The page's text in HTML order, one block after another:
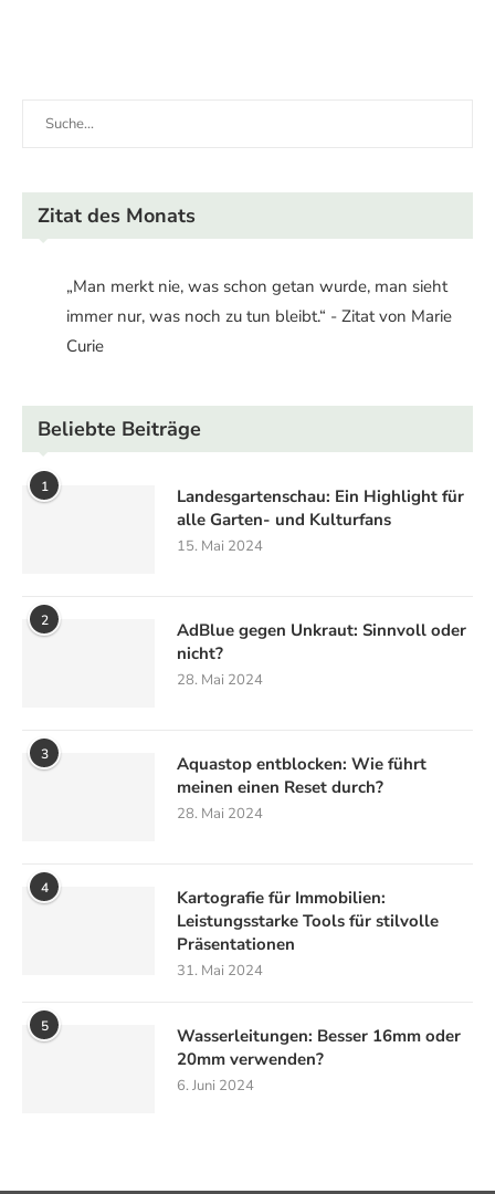
Zitat des Monats
„Man merkt nie, was schon getan wurde, man sieht
immer nur, was noch zu tun bleibt.“ - Zitat von Marie
Curie
Beliebte Beiträge
1
Landesgartenschau: Ein Highlight für
alle Garten- und Kulturfans
15. Mai 2024
2
AdBlue gegen Unkraut: Sinnvoll oder
nicht?
28. Mai 2024
3
Aquastop entblocken: Wie führt
meinen einen Reset durch?
28. Mai 2024
4
Kartografie für Immobilien:
Leistungsstarke Tools für stilvolle
Präsentationen
31. Mai 2024
5
Wasserleitungen: Besser 16mm oder
20mm verwenden?
6. Juni 2024